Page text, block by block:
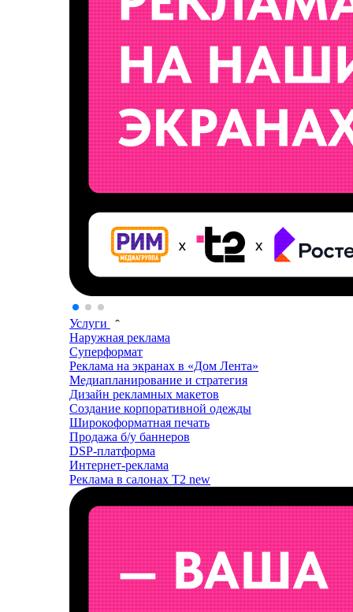
Услуги
Наружная реклама
Суперформат
Реклама на экранах в «Дом Лента»
Медиапланирование и стратегия
Дизайн рекламных макетов
Создание корпоративной одежды
Широкоформатная печать
Продажа б/у баннеров
DSP-платформа
Интернет-реклама
Реклама в салонах T2 new